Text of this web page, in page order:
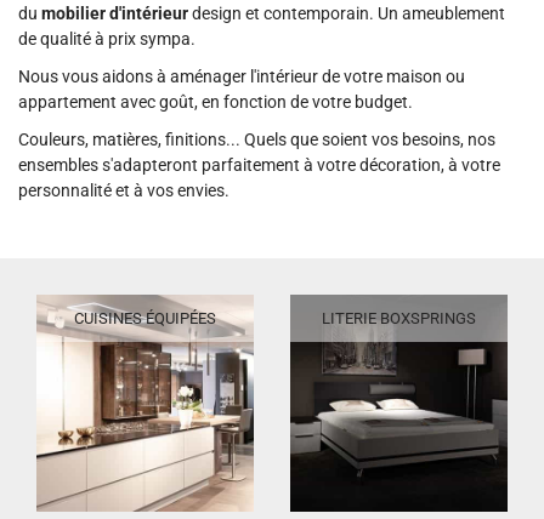
du mobilier d'intérieurdesign et contemporain. Un ameublement
de qualité à prix sympa.
Nous vous aidons à aménager l'intérieur de votre maison ou
appartement avec goût, en fonction de votre budget.
Couleurs, matières, finitions... Quels que soient vos besoins, nos
ensembles s'adapteront parfaitement à votre décoration, à votre
personnalité et à vos envies.
CUISINES ÉQUIPÉES LITERIE BOXSPRINGS